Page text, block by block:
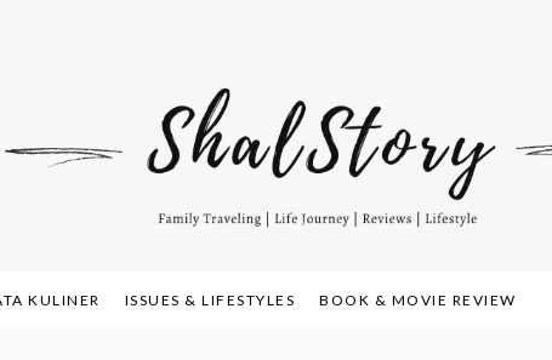
Family Travelling, Life Journey, Reviews, and Lifestyle
KULINER ISSUES & LIFESTYLES BOOK & MOVIE REVIEW